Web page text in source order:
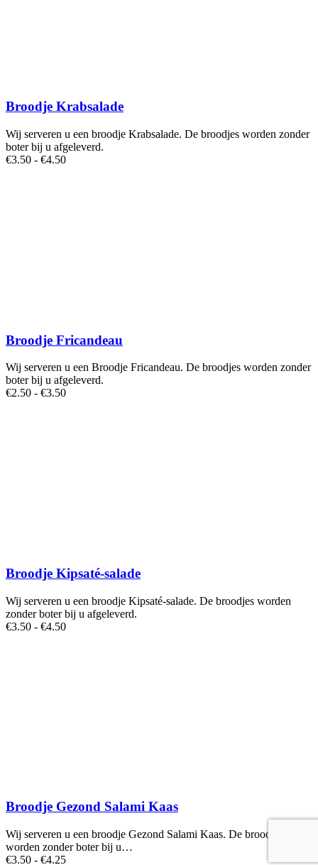
Broodje Krabsalade
Wij serveren u een broodje Krabsalade. De broodjes worden zonder
boter bij u afgeleverd.
€3.50 - €4.50Prijsklasse:
Broodje Fricandeau
Wij serveren u een Broodje Fricandeau. De broodjes worden zonder
boter bij u afgeleverd.
€2.50 - €3.50Prijsklasse:
Broodje Kipsaté-salade
Wij serveren u een broodje Kipsaté-salade. De broodjes worden
zonder boter bij u afgeleverd.
€3.50 - €4.50Prijsklasse:
Broodje Gezond Salami Kaas
Wij serveren u een broodje Gezond Salami Kaas. De broodjes
worden zonder boter bij u…
€3.50 - €4.25Prijsklasse: